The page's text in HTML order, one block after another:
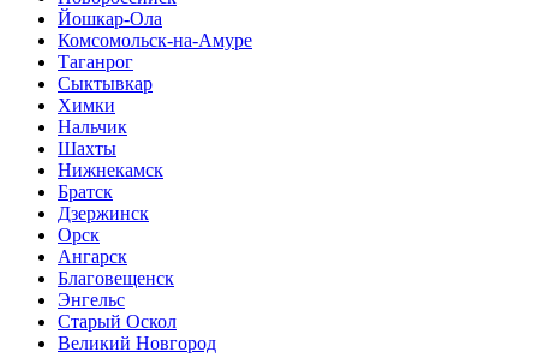
Йошкар-Ола
Комсомольск-на-Амуре
Таганрог
Сыктывкар
Химки
Нальчик
Шахты
Нижнекамск
Братск
Дзержинск
Орск
Ангарск
Благовещенск
Энгельс
Старый Оскол
Великий Новгород